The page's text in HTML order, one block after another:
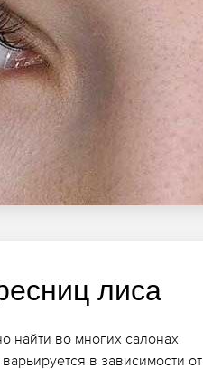
лиса
найти во многих салонах
в зависимости от